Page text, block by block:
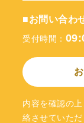
■お問い合わ
受付時間：
内容を確認の
絡させていた